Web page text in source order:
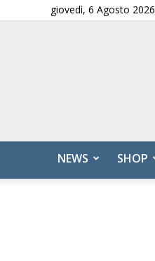
giovedì, 6 Agosto 2026
NEWS SHOP